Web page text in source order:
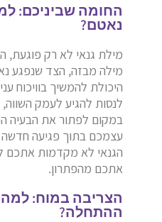
החומה שביניכם:
נאטם?
מילת גנאי לא רק פוגעת,
מילה מבזה, הצד שנפגע
היכולת להמשיך בוויכוח
לנסות להגיע לעמק
במקום לפתור את הבעיה
עצמכם בתוך פגיעה חדשה
הגנאי לא מקדמות אתכם
אתכם מהפתרון.
הצריבה במוח:
ההתחלה?